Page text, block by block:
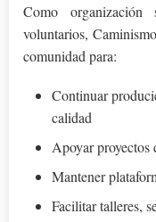
Como
voluntarios,
comunidad para:
Continuar
calidad
Apoyar
Mantener
Facilitar talleres,